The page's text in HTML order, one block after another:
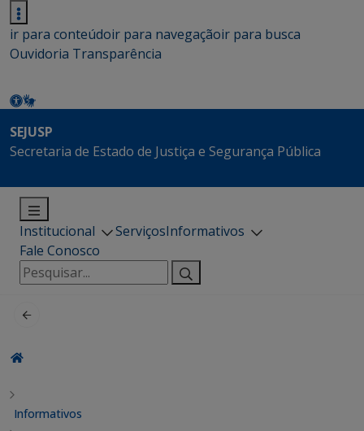
ir para conteúdoir para navegaçãoir para busca
Ouvidoria Transparência
SEJUSP
Secretaria de Estado de Justiça e Segurança Pública
Institucional ServiçosInformativos
Fale Conosco
Pesquisar
por:
Informativos